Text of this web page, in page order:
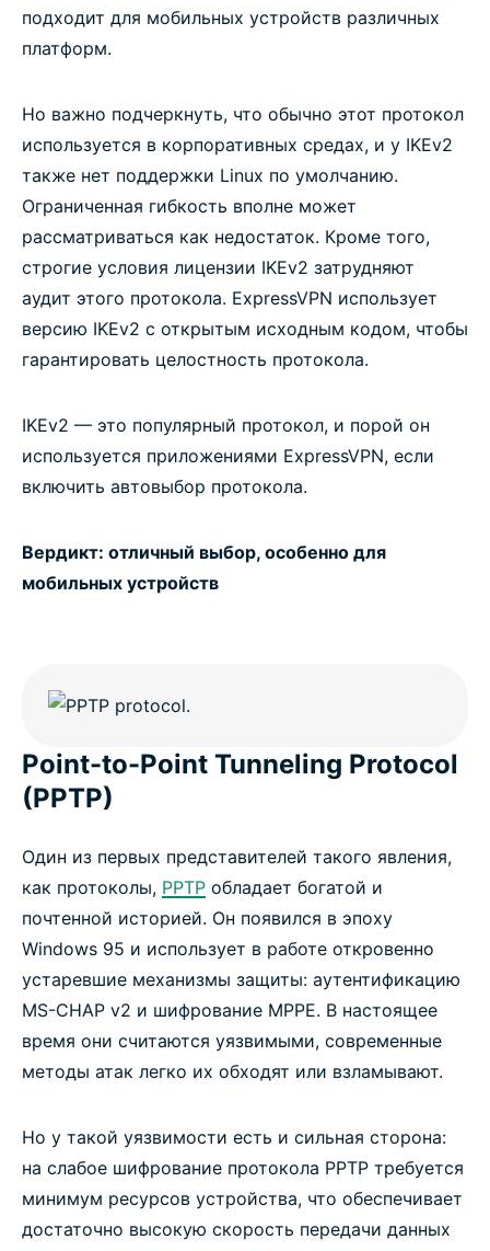
подходит для мобильных устройств различных
платформ.
Но важно подчеркнуть, что обычно этот протокол
используется в корпоративных средах, и у IKEv2
также нет поддержки Linux по умолчанию.
Ограниченная гибкость вполне может
рассматриваться как недостаток. Кроме того,
строгие условия лицензии IKEv2 затрудняют
аудит этого протокола. ExpressVPN использует
версию IKEv2 с открытым исходным кодом, чтобы
гарантировать целостность протокола.
IKEv2 — это популярный протокол, и порой он
используется приложениями ExpressVPN, если
включить автовыбор протокола.
Вердикт: отличный выбор, особенно для
мобильных устройств
Point-to-Point Tunneling Protocol
(PPTP)
Один из первых представителей такого явления,
как протоколы, PPTP обладает богатой и
почтенной историей. Он появился в эпоху
Windows 95 и использует в работе откровенно
устаревшие механизмы защиты: аутентификацию
MS-CHAP v2 и шифрование MPPE. В настоящее
время они считаются уязвимыми, современные
методы атак легко их обходят или взламывают.
Но у такой уязвимости есть и сильная сторона:
на слабое шифрование протокола PPTP требуется
минимум ресурсов устройства, что обеспечивает
достаточно высокую скорость передачи данных